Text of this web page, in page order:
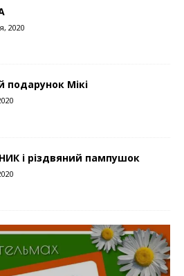
2020
подарунок Мікі
і різдвяний пампушок